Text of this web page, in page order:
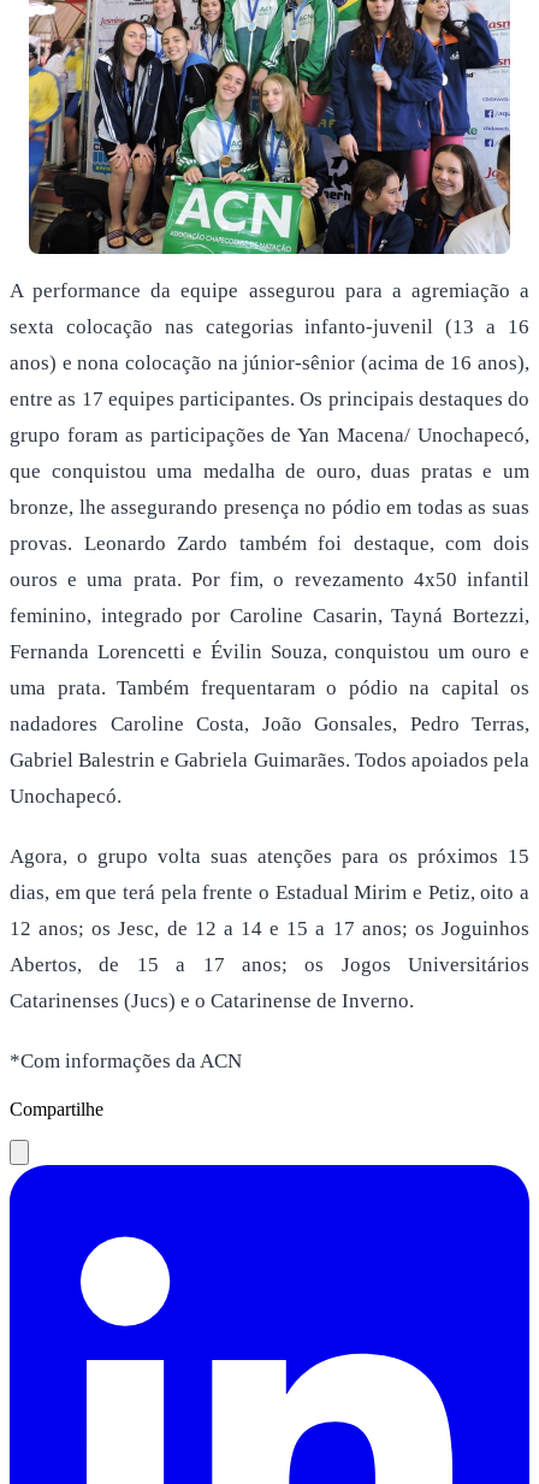
A performance da equipe assegurou para a agremiação a
sexta colocação nas categorias infanto-juvenil (13 a 16
anos) e nona colocação na júnior-sênior (acima de 16 anos),
entre as 17 equipes participantes. Os principais destaques do
grupo foram as participações de Yan Macena/ Unochapecó,
que conquistou uma medalha de ouro, duas pratas e um
bronze, lhe assegurando presença no pódio em todas as suas
provas. Leonardo Zardo também foi destaque, com dois
ouros e uma prata. Por fim, o revezamento 4x50 infantil
feminino, integrado por Caroline Casarin, Tayná Bortezzi,
Fernanda Lorencetti e Évilin Souza, conquistou um ouro e
uma prata. Também frequentaram o pódio na capital os
nadadores Caroline Costa, João Gonsales, Pedro Terras,
Gabriel Balestrin e Gabriela Guimarães. Todos apoiados pela
Unochapecó.
Agora, o grupo volta suas atenções para os próximos 15
dias, em que terá pela frente o Estadual Mirim e Petiz, oito a
12 anos; os Jesc, de 12 a 14 e 15 a 17 anos; os Joguinhos
Abertos, de 15 a 17 anos; os Jogos Universitários
Catarinenses (Jucs) e o Catarinense de Inverno.
*Com informações da ACN
Compartilhe